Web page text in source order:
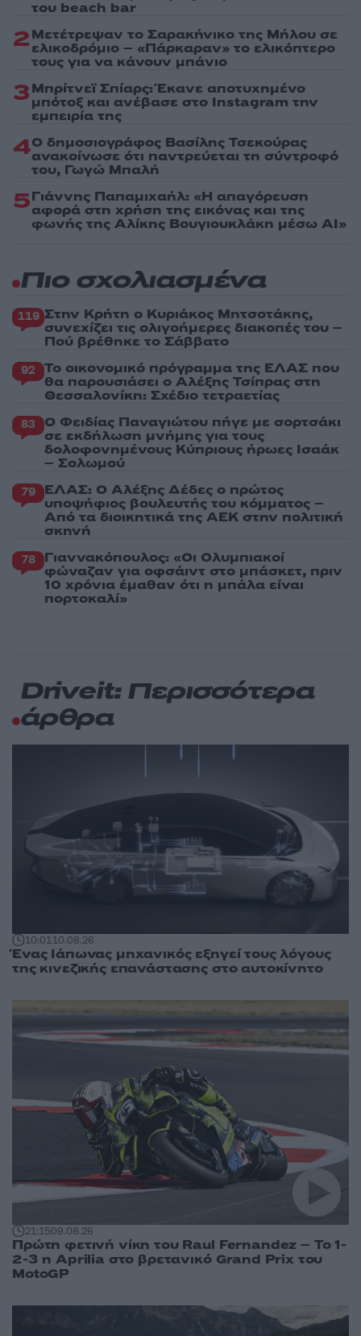
του beach bar
2Μετέτρεψαν το Σαρακήνικο της Μήλου σε
ελικοδρόμιο – «Πάρκαραν» το ελικόπτερο
τους για να κάνουν μπάνιο
3Μπρίτνεϊ Σπίαρς: Έκανε αποτυχημένο
μπότοξ και ανέβασε στο Instagram την
εμπειρία της
4Ο δημοσιογράφος Βασίλης Τσεκούρας
ανακοίνωσε ότι παντρεύεται τη σύντροφό
του, Γωγώ Μπαλή
5Γιάννης Παπαμιχαήλ: «Η απαγόρευση
αφορά στη χρήση της εικόνας και της
φωνής της Αλίκης Βουγιουκλάκη μέσω AI»
Πιο σχολιασμένα
119 Στην Κρήτη ο Κυριάκος Μητσοτάκης,
συνεχίζει τις ολιγοήμερες διακοπές του –
Πού βρέθηκε το Σάββατο
92 Το οικονομικό πρόγραμμα της ΕΛΑΣ που
θα παρουσιάσει ο Αλέξης Τσίπρας στη
Θεσσαλονίκη: Σχέδιο τετραετίας
83 Ο Φειδίας Παναγιώτου πήγε με σορτσάκι
σε εκδήλωση μνήμης για τους
δολοφονημένους Κύπριους ήρωες Ισαάκ
– Σολωμού
79 ΕΛΑΣ: Ο Αλέξης Δέδες ο πρώτος
υποψήφιος βουλευτής του κόμματος –
Από τα διοικητικά της ΑΕΚ στην πολιτική
σκηνή
78 Γιαννακόπουλος: «Οι Ολυμπιακοί
φώναζαν για οφσάιντ στο μπάσκετ, πριν
10 χρόνια έμαθαν ότι η μπάλα είναι
πορτοκαλί»
Driveit: Περισσότερα
άρθρα
10:0110.08.26
Ένας Ιάπωνας μηχανικός εξηγεί τους λόγους
της κινεζικής επανάστασης στο αυτοκίνητο
21:1509.08.26
Πρώτη φετινή νίκη του Raul Fernandez – Το 1-
2-3 η Aprilia στο βρετανικό Grand Prix του
MotoGP